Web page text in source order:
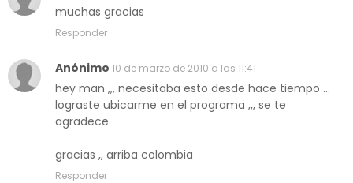
muchas gracias
Responder
Anónimo 10 de marzo de 2010 a las 11:41
hey man ,,, necesitaba esto desde hace tiempo ...
lograste ubicarme en el programa ,,, se te
agradece
gracias ,, arriba colombia
Responder